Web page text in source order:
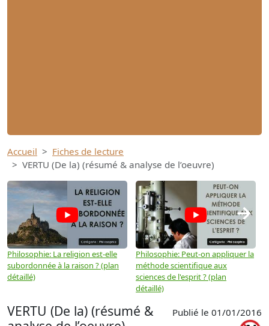
Accueil
Fiches de lecture
VERTU (De la) (résumé & analyse de l’oeuvre)
Philosophie: La religion est-elle
subordonnée à la raison ? (plan
détaillé)
Philosophie: Peut-on appliquer la
méthode scientifique aux
sciences de l'esprit ? (plan
détaillé)
→
VERTU (De la) (résumé &
Publié le 01/01/2016